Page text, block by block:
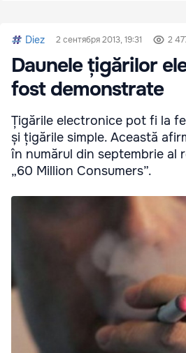
Diez 2 сентября 2013, 19:31 2
Daunele țigărilor
fost demonstrate
Țigările electronice pot fi la
și țigările simple. Această
în numărul din septembrie al
„60 Million Consumers”.